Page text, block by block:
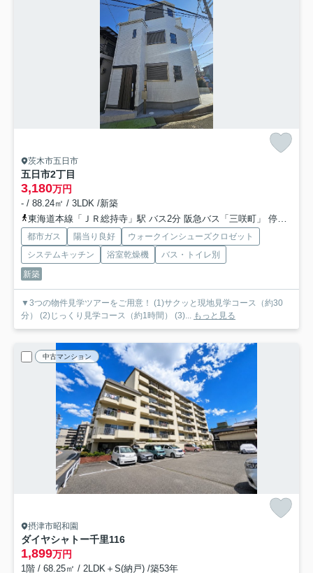
茨木市五日市
五日市2丁目
3,180万円
- / 88.24㎡ / 3LDK /新築
東海道本線「ＪＲ総持寺」駅 バス2分 阪急バス「三咲町」 停歩9分
都市ガス 陽当り良好
ウォークインシューズクロゼット
システムキッチン
浴室乾燥機
バス・トイレ別
新築
▼3つの物件見学ツアーをご用意！ (1)サクッと現地見学コース（約30
分） (2)じっくり見学コース（約1時間） (3)... もっと見る
中古マンション
摂津市昭和園
ダイヤシャトー千里116
1,899万円
1階 / 68.25㎡ / 2LDK＋S(納戸) /築53年